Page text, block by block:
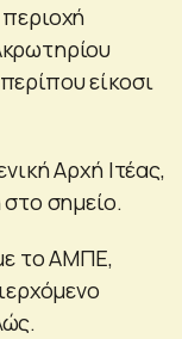
είκοσι
Αρχή Ιτέας,
σημείο.
το ΑΜΠΕ,